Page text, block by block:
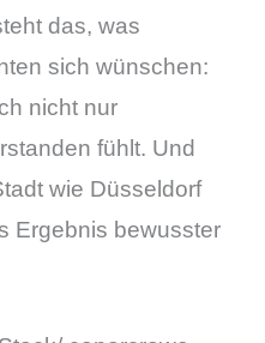
das, was
sich wünschen:
nicht nur
fühlt. Und
wie Düsseldorf
Ergebnis bewusster